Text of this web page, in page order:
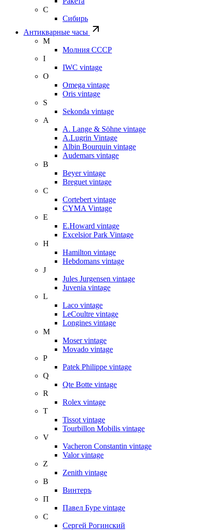
С
Сибирь
Антикварные часы
М
Молния СССР
I
IWC vintage
O
Omega vintage
Oris vintage
S
Sekonda vintage
A
A. Lange & Söhne vintage
A.Lugrin Vintage
Albin Bourquin vintage
Audemars vintage
B
Beyer vintage
Breguet vintage
C
Cortebert vintage
CYMA Vintage
E
E.Howard vintage
Excelsior Park Vintage
H
Hamilton vintage
Hebdomans vintage
J
Jules Jurgensen vintage
Juvenia vintage
L
Laco vintage
LeCoultre vintage
Longines vintage
M
Moser vintage
Movado vintage
P
Patek Philippe vintage
Q
Qte Botte vintage
R
Rolex vintage
T
Tissot vintage
Tourbillon Mobilis vintage
V
Vacheron Constantin vintage
Valor vintage
Z
Zenith vintage
В
Винтеръ
П
Павел Буре vintage
С
Сергей Рогинский